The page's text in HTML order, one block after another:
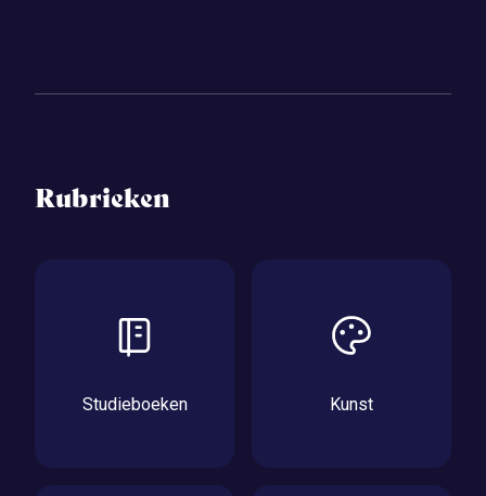
Rubrieken
Studieboeken Kunst